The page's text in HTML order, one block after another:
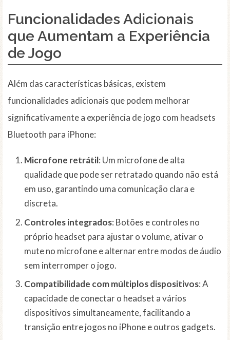
Funcionalidades Adicionais
que Aumentam a Experiência
de Jogo
Além das características básicas, existem
funcionalidades adicionais que podem melhorar
significativamente a experiência de jogo com headsets
Bluetooth para iPhone:
Microfone retrátil: Um microfone de alta
qualidade que pode ser retratado quando não está
em uso, garantindo uma comunicação clara e
discreta.
Controles integrados: Botões e controles no
próprio headset para ajustar o volume, ativar o
mute no microfone e alternar entre modos de áudio
sem interromper o jogo.
Compatibilidade com múltiplos dispositivos: A
capacidade de conectar o headset a vários
dispositivos simultaneamente, facilitando a
transição entre jogos no iPhone e outros gadgets.